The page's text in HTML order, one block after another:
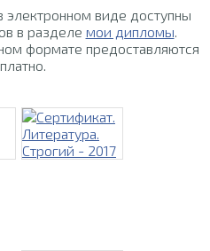
виде доступны
в разделе мои дипломы.
формате предоставляются